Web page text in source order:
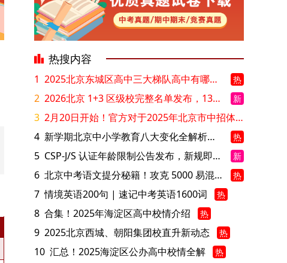
热搜内容
1 2025北京东城区高中三大梯队高中有哪些？录取分数线是多少？ 热
2 2026北京 1+3 区级校完整名单发布，13549 个名额该如何规划报考？ 新
3
2月20日开始！官方对于2025年北京市中招体检问题解答！
4
新学期北京中小学教育八大变化全解析：学位、政策、教学等方面迎新变革 热
5 CSP-J/S 认证年龄限制公告发布，新规即日起实施！ 新
6 北京中考语文提分秘籍！攻克 5000 易混易错字 热
7 情境英语200句 | 速记中考英语1600词 热
8 合集！2025年海淀区高中校情介绍 热
9 2025北京西城、朝阳集团校直升新动态 热
10 汇总！2025海淀区公办高中校情全解 热